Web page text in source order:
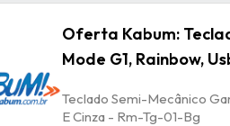
Oferta Kabum:
Mode G1, Rainbow,
Teclado Semi-Mecânico
E Cinza - Rm-Tg-01-Bg